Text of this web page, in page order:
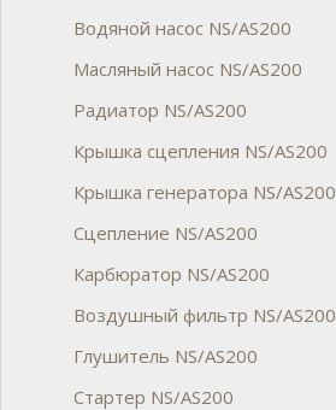
Водяной насос NS/AS200
Масляный насос NS/AS200
Радиатор NS/AS200
Крышка сцепления NS/AS200
Крышка генератора NS/AS200
Сцепление NS/AS200
Карбюратор NS/AS200
Воздушный фильтр NS/AS200
Глушитель NS/AS200
Стартер NS/AS200